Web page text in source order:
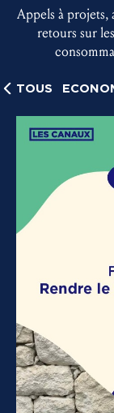
Appels à projets,
retours sur
TOUS